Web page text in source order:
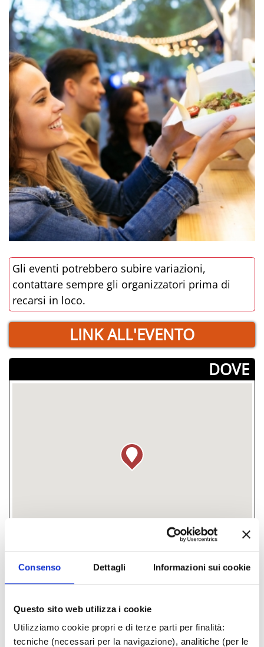
Consenso Dettagli Informazioni sui cookie
Questo sito web utilizza i cookie
Utilizziamo cookie propri e di terze parti per finalità:
tecniche (necessari per la navigazione), analitiche (per le
Gli eventi potrebbero subire variazioni,
contattare sempre gli organizzatori prima di
recarsi in loco.
LINK ALL'EVENTO
­DOVE
fraz. Parco Mare Nord, Misano
Adriatico, (RN)